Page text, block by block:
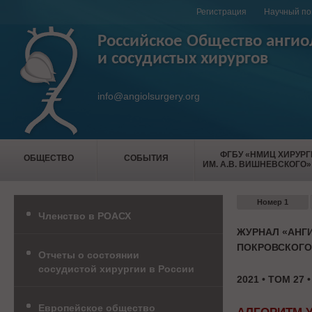
Регистрация Научный
Российское Общество
и сосудистых хирургов
info@angiolsurgery.org
ОБЩЕСТВО СОБЫТИЯ
ФГБУ «НМИЦ
ИМ. А.В.
Номер 1
ЖУРНАЛ
2021 • ТОМ 27
Членство в РОАСХ
Отчеты о состоянии
сосудистой хирургии в России
Европейское общество